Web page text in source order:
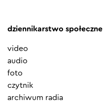
dziennikarstwo społeczne
video
audio
foto
czytnik
archiwum radia